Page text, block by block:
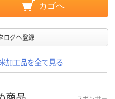
カゴへ
ログへ登録
加工品を全て見る